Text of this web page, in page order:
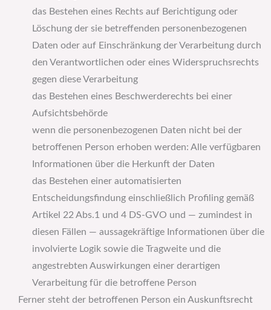
das Bestehen eines Rechts auf Berichtigung oder
Löschung der sie betreffenden personenbezogenen
Daten oder auf Einschränkung der Verarbeitung durch
den Verantwortlichen oder eines Widerspruchsrechts
gegen diese Verarbeitung
das Bestehen eines Beschwerderechts bei einer
Aufsichtsbehörde
wenn die personenbezogenen Daten nicht bei der
betroffenen Person erhoben werden: Alle verfügbaren
Informationen über die Herkunft der Daten
das Bestehen einer automatisierten
Entscheidungsfindung einschließlich Profiling gemäß
Artikel 22 Abs.1 und 4 DS-GVO und — zumindest in
diesen Fällen — aussagekräftige Informationen über die
involvierte Logik sowie die Tragweite und die
angestrebten Auswirkungen einer derartigen
Verarbeitung für die betroffene Person
Ferner steht der betroffenen Person ein Auskunftsrecht